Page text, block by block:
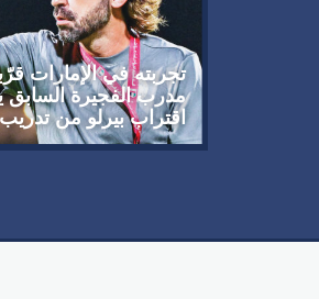
تجربته في الإمارات
مدرب الفجيرة
اقتراب بيرلو من تدريب